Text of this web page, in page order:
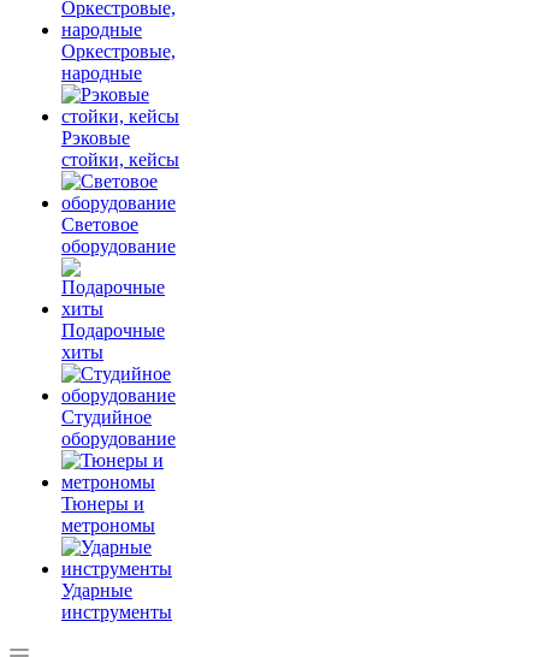
Оркестровые,
народные
Рэковые
стойки, кейсы
Световое
оборудование
Подарочные
хиты
Студийное
оборудование
Тюнеры и
метрономы
Ударные
инструменты